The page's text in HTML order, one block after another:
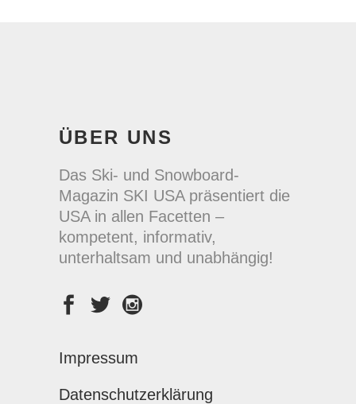
ÜBER UNS
Das Ski- und Snowboard-
Magazin SKI USA präsentiert die
USA in allen Facetten –
kompetent, informativ,
unterhaltsam und unabhängig!
Impressum
Datenschutzerklärung